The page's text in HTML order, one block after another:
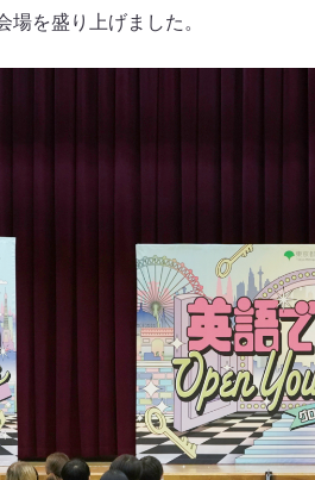
場を盛り上げました。